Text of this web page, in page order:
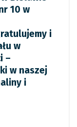
10 w
i
w
–
w naszej
i